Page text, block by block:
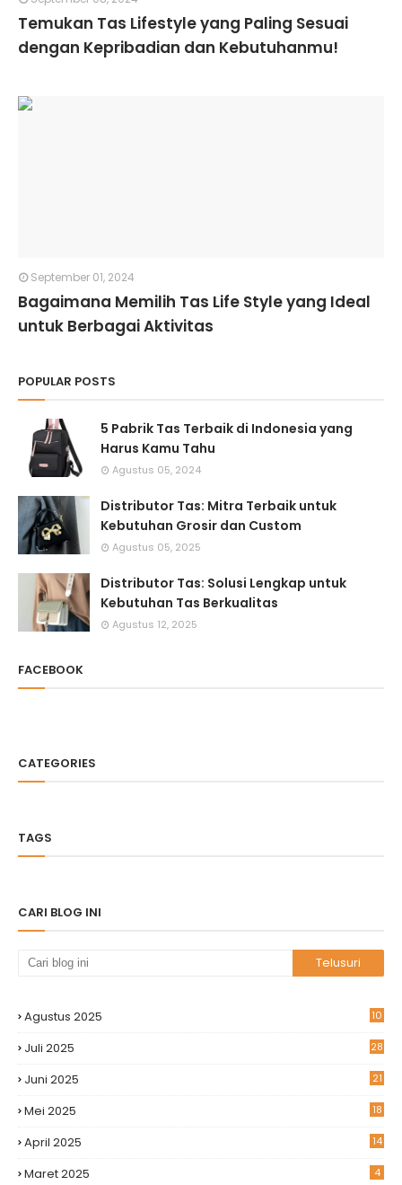
Temukan Tas Lifestyle yang Paling Sesuai
dengan Kepribadian dan Kebutuhanmu!
September 01, 2024
Bagaimana Memilih Tas Life Style yang Ideal
untuk Berbagai Aktivitas
POPULAR POSTS
5 Pabrik Tas Terbaik di Indonesia yang
Harus Kamu Tahu
Agustus 05, 2024
Distributor Tas: Mitra Terbaik untuk
Kebutuhan Grosir dan Custom
Agustus 05, 2025
Distributor Tas: Solusi Lengkap untuk
Kebutuhan Tas Berkualitas
Agustus 12, 2025
FACEBOOK
CATEGORIES
TAGS
CARI BLOG INI
Agustus 2025 10
Juli 2025 28
Juni 2025 21
Mei 2025 18
April 2025 14
Maret 2025 4